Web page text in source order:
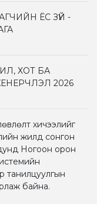
ЁС ЗҮЙ -
ХОТ БА
2026
хичээлийг
жилд сонгон
Ногоон орон
танилцуулгын
байна.